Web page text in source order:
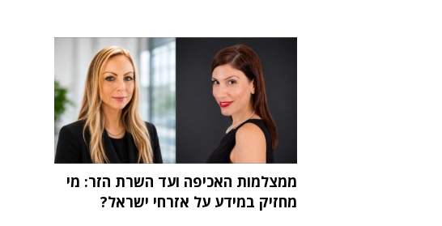
ממצלמות האכיפה ועד השרת הזר: מי
מחזיק במידע על אזרחי ישראל?